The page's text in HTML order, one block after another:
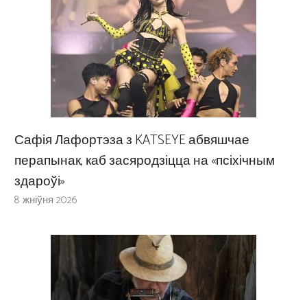
Сафія Лафортэза з KATSEYE абвяшчае
перапынак, каб засяродзіцца на «псіхічным
здароўі»
8 жніўня 2026